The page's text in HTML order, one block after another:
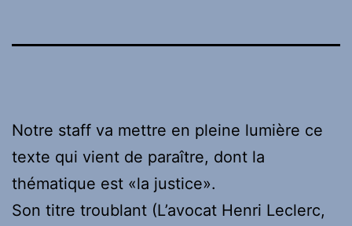
Notre staff va mettre en pleine lumière ce
texte qui vient de paraître, dont la
thématique est «la justice».
Son titre troublant (L’avocat Henri Leclerc,